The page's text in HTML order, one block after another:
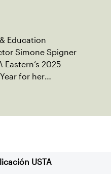
Education
Simone Spigner
Eastern’s 2025
for her
USTA